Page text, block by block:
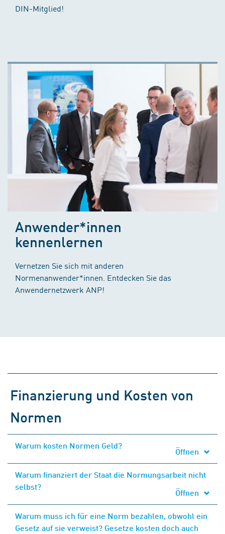
DIN-Mitglied!
Anwender*innen
kennenlernen
Vernetzen Sie sich mit anderen
Normenanwender*innen. Entdecken Sie das
Anwendernetzwerk ANP!
Finanzierung und Kosten von
Normen
Warum kosten Normen Geld?
Öffnen
Warum finanziert der Staat die Normungsarbeit nicht
selbst?
Öffnen
Warum muss ich für eine Norm bezahlen, obwohl ein
Gesetz auf sie verweist? Gesetze kosten doch auch